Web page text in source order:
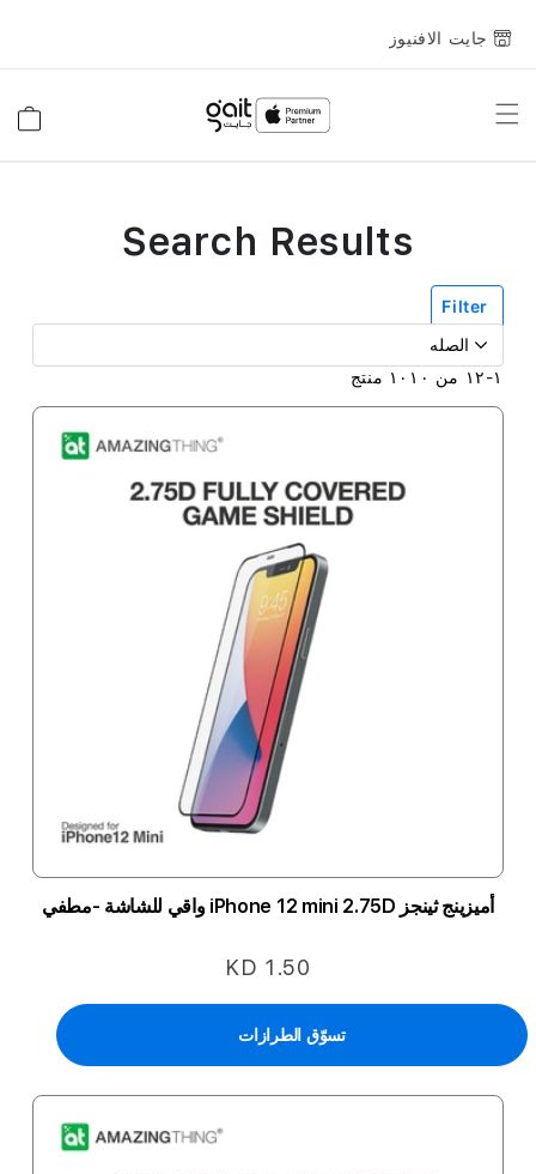
جايت الافنيوز
Toggle
Filter
١-١٢ من ١٠١٠ منتج
أميزينج ثينجز iPhone 12 mini 2.75D واقي للشاشة -مطفي
KD 1.50
تسوّق الطرازات
Search Results